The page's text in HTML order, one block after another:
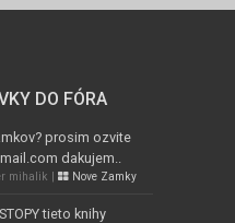
DO FÓRA
prosim ozvite
dakujem..
mihalik | Nove Zamky
tieto knihy